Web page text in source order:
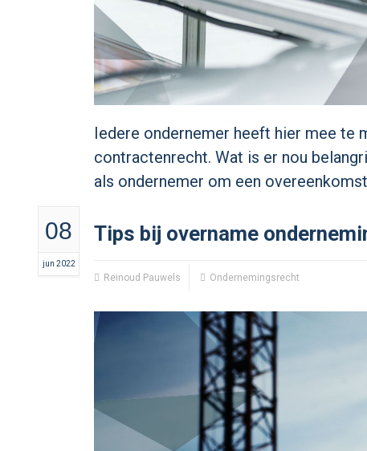
Iedere ondernemer heeft hier mee te
contractenrecht. Wat is er nou
als ondernemer om een
08
jun 2022
Tips bij overname
Reinoud Pauwels Ondernemingsrecht